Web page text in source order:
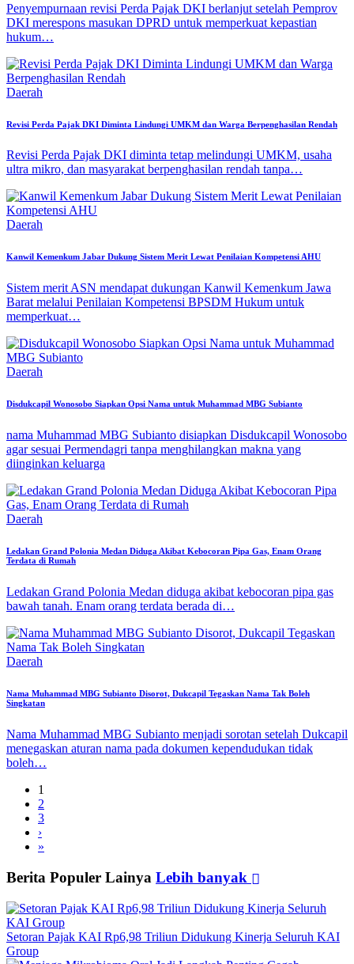
Penyempurnaan revisi Perda Pajak DKI berlanjut setelah Pemprov
DKI merespons masukan DPRD untuk memperkuat kepastian
hukum…
Daerah
Revisi Perda Pajak DKI Diminta Lindungi UMKM dan Warga Berpenghasilan Rendah
Revisi Perda Pajak DKI diminta tetap melindungi UMKM, usaha
ultra mikro, dan masyarakat berpenghasilan rendah tanpa…
Daerah
Kanwil Kemenkum Jabar Dukung Sistem Merit Lewat Penilaian Kompetensi AHU
Sistem merit ASN mendapat dukungan Kanwil Kemenkum Jawa
Barat melalui Penilaian Kompetensi BPSDM Hukum untuk
memperkuat…
Daerah
Disdukcapil Wonosobo Siapkan Opsi Nama untuk Muhammad MBG Subianto
nama Muhammad MBG Subianto disiapkan Disdukcapil Wonosobo
agar sesuai Permendagri tanpa menghilangkan makna yang
diinginkan keluarga
Daerah
Ledakan Grand Polonia Medan Diduga Akibat Kebocoran Pipa Gas, Enam Orang
Terdata di Rumah
Ledakan Grand Polonia Medan diduga akibat kebocoran pipa gas
bawah tanah. Enam orang terdata berada di…
Daerah
Nama Muhammad MBG Subianto Disorot, Dukcapil Tegaskan Nama Tak Boleh
Singkatan
Nama Muhammad MBG Subianto menjadi sorotan setelah Dukcapil
menegaskan aturan nama pada dokumen kependudukan tidak
boleh…
1
2
3
›
»
Berita Populer Lainya Lebih banyak
Setoran Pajak KAI Rp6,98 Triliun Didukung Kinerja Seluruh KAI
Group